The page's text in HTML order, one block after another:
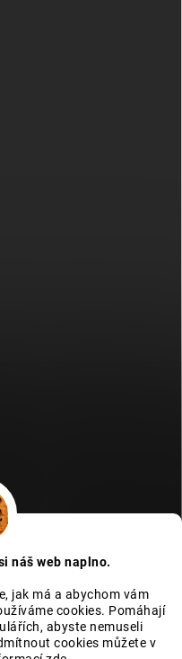
náš web naplno.
jak má a abychom vám
cookies. Pomáhají
abyste nemuseli
cookies můžete v
Icons by Icons8